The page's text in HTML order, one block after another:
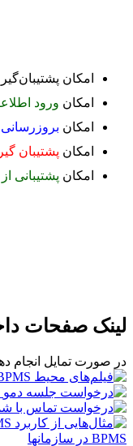
امکان
امکان ورود
امکان
امکان پشتیبان
امکان پشتیبانی
لینک صفحات
در صورت تمایل انجام
BPMS در سازمانها